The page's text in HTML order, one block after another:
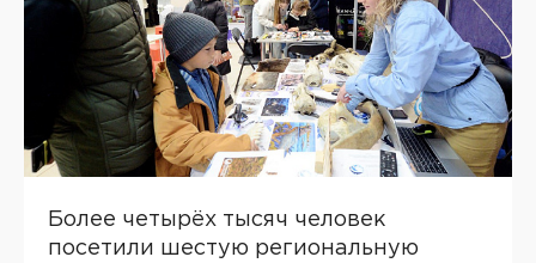
Более четырёх тысяч человек
посетили шестую региональную